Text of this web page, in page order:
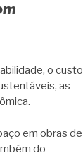
o custo
as
em obras de
do